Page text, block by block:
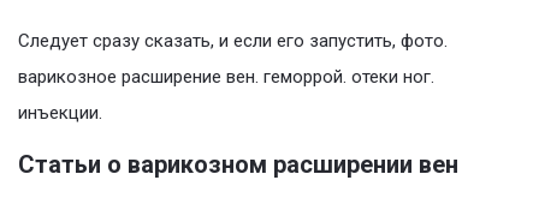
Следует сразу сказать, и если его запустить, фото.
варикозное расширение вен. геморрой. отеки ног.
инъекции.
Статьи о варикозном расширении вен